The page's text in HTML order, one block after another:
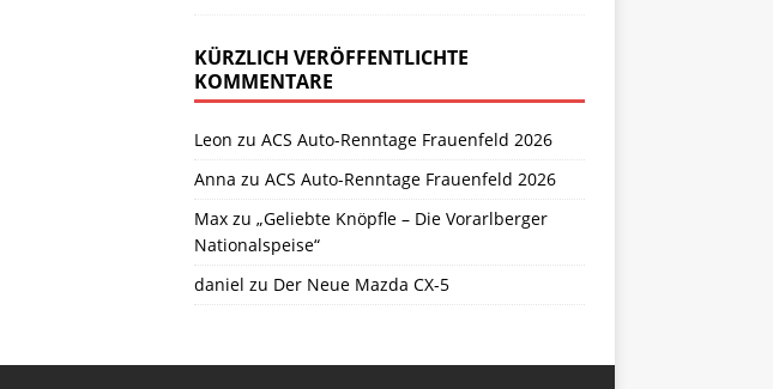
KÜRZLICH VERÖFFENTLICHTE
KOMMENTARE
Leon zu ACS Auto-Renntage Frauenfeld 2026
Anna zu ACS Auto-Renntage Frauenfeld 2026
Maxzu „Geliebte Knöpfle – Die Vorarlberger
Nationalspeise“
daniel zu Der Neue Mazda CX-5